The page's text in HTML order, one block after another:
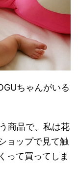
ちゃんがいる
商品で、私は花
ョップで見て触
って買ってしま